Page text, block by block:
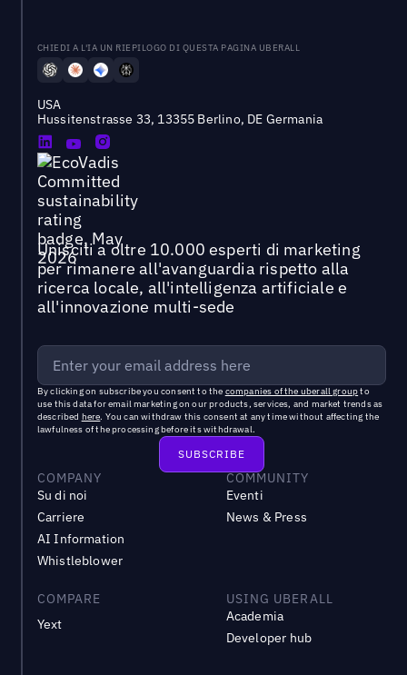
CHIEDI A L'IA UN RIEPILOGO DI QUESTA PAGINA UBERALL
USA
Hussitenstrasse 33, 13355 Berlino, DE Germania
Unisciti a oltre 10.000 esperti di marketing
per rimanere all'avanguardia rispetto alla
ricerca locale, all'intelligenza artificiale e
all'innovazione multi-sede
By clicking on subscribe you consent to the companies of the uberall groupto
use this data for email marketing on our products, services, and market trends as
described here. You can withdraw this consent at any time without affecting the
lawfulness of the processing before its withdrawal.
COMPANY
Su di noi
Carriere
AI Information
Whistleblower
COMMUNITY
Eventi
News & Press
COMPARE
Yext
USING UBERALL
Academia
Developer hub